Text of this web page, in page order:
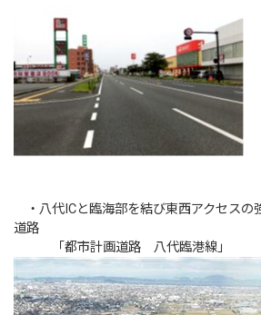
・八代ICと臨海部を結び東西アクセスの
道路
「都市計画道路 八代臨港線」